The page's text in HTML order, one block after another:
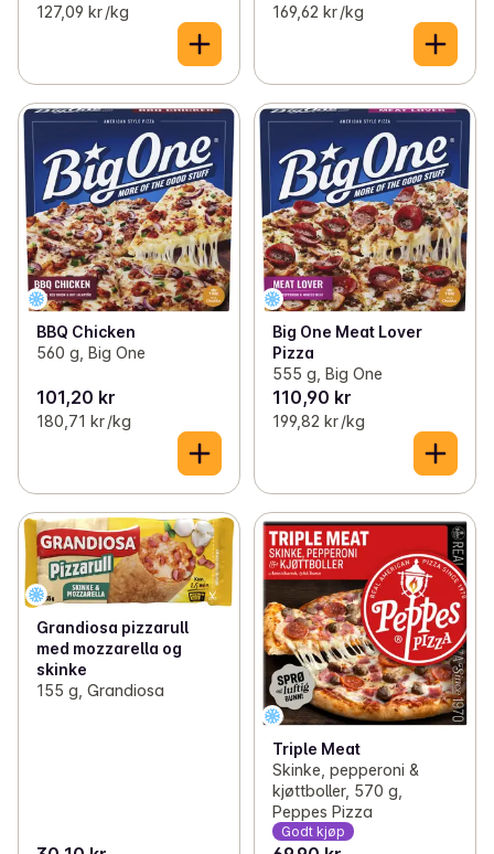
127,09 kr /kg 169,62 kr /kg
BBQ Chicken
560 g, Big One
101,20 kr
180,71 kr /kg
Big One Meat Lover
Pizza
555 g, Big One
110,90 kr
199,82 kr /kg
Grandiosa pizzarull
med mozzarella og
skinke
155 g, Grandiosa
Triple Meat
Skinke, pepperoni &
kjøttboller, 570 g,
Peppes Pizza
Godt kjøp